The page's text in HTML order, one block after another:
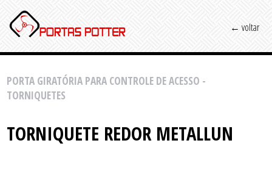
← voltar
PORTA GIRATÓRIA PARA CONTROLE DE ACESSO -
TORNIQUETES
TORNIQUETE REDOR METALLUN